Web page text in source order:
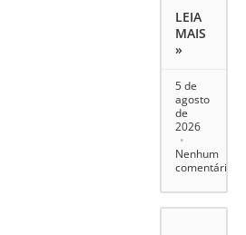
LEIA
MAIS
»
5 de
agosto
de
2026
Nenhum
comentário